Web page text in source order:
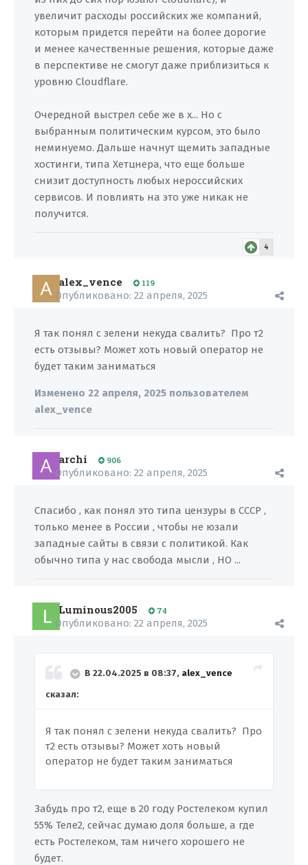
увеличит расходы российских же компаний,
которым придется перейти на более дорогие
и менее качественные решения, которые даже
в перспективе не смогут даже приблизиться к
уровню Cloudflare.
Очередной выстрел себе же в х... Но с
выбранным политическим курсом, это было
неминуемо. Дальше начнут щемить западные
хостинги, типа Хетцнера, что еще больше
снизит доступность любых нероссийских
сервисов. И повлиять на это уже никак не
получится.
4
alex_vence 119
Опубликовано: 22 апреля, 2025
Я так понял с зелени некуда свалить? Про т2
есть отзывы? Может хоть новый оператор не
будет таким заниматься
Изменено 22 апреля, 2025 пользователем
alex_vence
archi 906
Опубликовано: 22 апреля, 2025
Спасибо , как понял это типа цензуры в СССР ,
только менее в России , чтобы не юзали
западные сайты в связи с политикой. Как
обычно типа у нас свобода мысли , НО ...
Luminous2005 74
Опубликовано: 22 апреля, 2025
В 22.04.2025 в 08:37, alex_vence
сказал:
Я так понял с зелени некуда свалить? Про
т2 есть отзывы? Может хоть новый
оператор не будет таким заниматься
Забудь про т2, еще в 20 году Ростелеком купил
55% Теле2, сейчас думаю доля больше, а где
есть Ростелеком, там ничего хорошего не
будет.